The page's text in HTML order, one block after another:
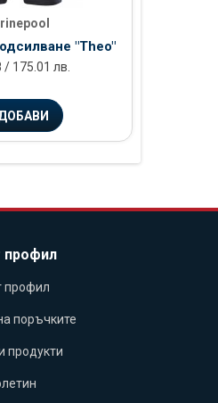
"Theo"
/ 175.01 лв.
профил
профил
поръчките
продукти